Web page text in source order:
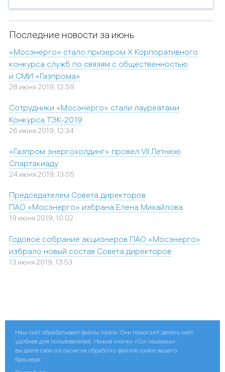
Последние новости за июнь
«Мосэнерго» стало призером X Корпоративного
конкурса служб по связям с общественностью
и СМИ «Газпрома»
28 июня 2019, 12:59
Сотрудники «Мосэнерго» стали лауреатами
Конкурса ТЭК-2019
26 июня 2019, 12:34
«Газпром энергохолдинг» провел VII Летнюю
Спартакиаду
24 июня 2019, 13:05
Председателем Совета директоров
ПАО «Мосэнерго» избрана Елена Михайлова
19 июня 2019, 10:02
Годовое собрание акционеров ПАО «Мосэнерго»
избрало новый состав Совета директоров
13 июня 2019, 13:53
Поделиться:
© 2026 ПАО «Мосэнерго»
Наш сайт обрабатывает файлы cookie. Они помогают делать сайт
удобнее для пользователей. Нажав кнопку «Соглашаюсь»,
вы даете свое согласие на обработку файлов cookie вашего
браузера.